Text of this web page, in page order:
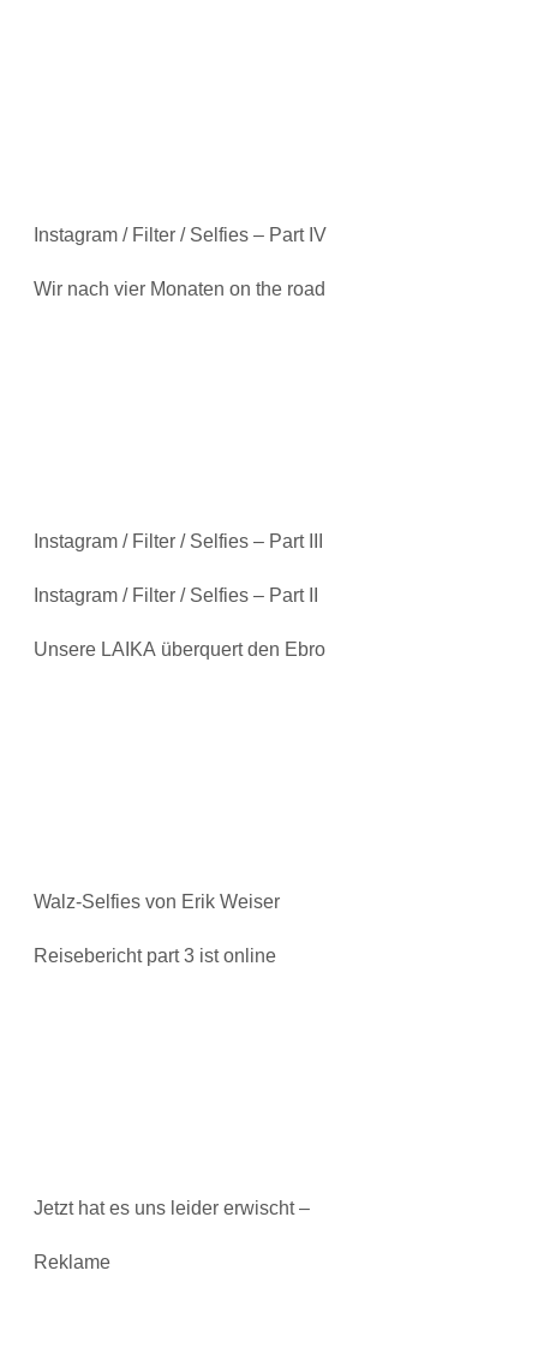
Instagram / Filter / Selfies – Part IV
Wir nach vier Monaten on the road
Instagram / Filter / Selfies – Part III
Instagram / Filter / Selfies – Part II
Unsere LAIKA überquert den Ebro
Walz-Selfies von Erik Weiser
Reisebericht part 3 ist online
Jetzt hat es uns leider erwischt –
Reklame